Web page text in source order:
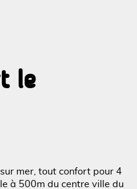
le
mer, tout confort pour 4
à 500m du centre ville du